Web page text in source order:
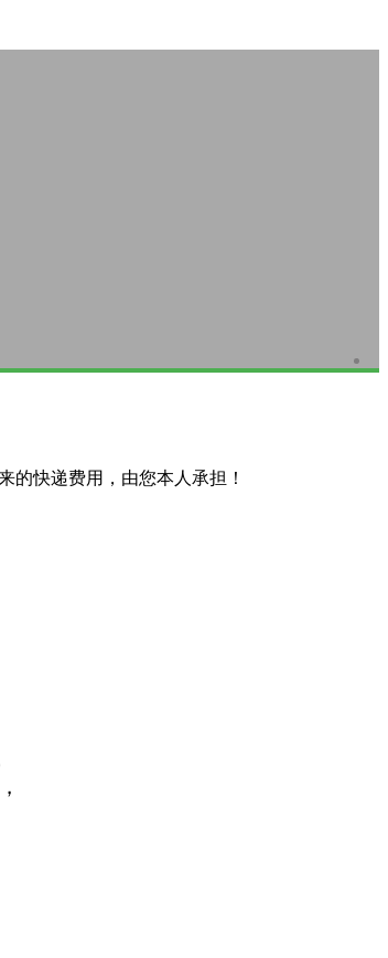
的快递费用，由您本人承担！